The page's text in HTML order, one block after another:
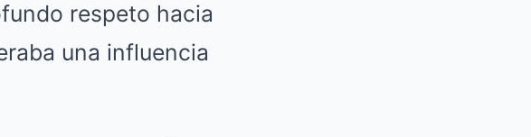
respeto hacia
una influencia